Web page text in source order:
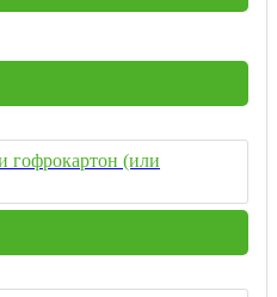
гофрокартон (или